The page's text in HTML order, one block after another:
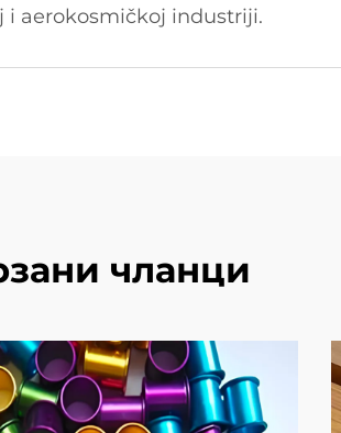
aerokosmičkoj industriji.
чланци